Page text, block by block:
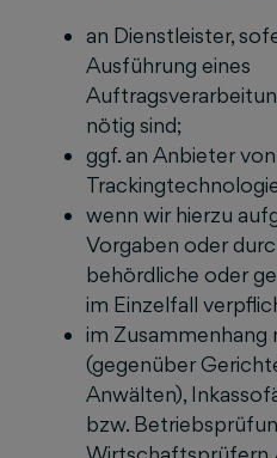
an Dienstleister,
Ausführung eines
nötig sind;
ggf. an Anbieter
wenn wir hierzu
Vorgaben oder
behördliche oder
im Einzelfall
im
(gegenüber
Anwälten),
bzw.